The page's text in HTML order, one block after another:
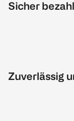
Sicher
Zuverlässig